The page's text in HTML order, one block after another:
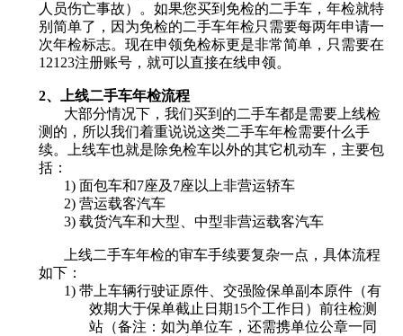
人员伤亡事故）。如果您买到免检的二手车，年检就特
别简单了，因为免检的二手车年检只 需要每两年申请一
次年检标志。现在申领免检标更是非常简单，只需要在
12123注册账号，就可以直接在线申领。
2、
上线二手车年检流程
大部分情况下，我们买到的二手车都是需要上线检
测的，所以我们着重说说这类二手车年检需要什么手
续。
上线车也就是除免检车以外的其它机动车， 主要包
括：
1) 面包车和7座及7座以上非营运轿车
2) 营运载客汽车
3) 载货汽车和大型、中型非营运载客汽车
上线二手车年检的审车手续要复杂一点，具体流程
如下：
1) 带上车辆行驶证原件、交强险保单副本原件（有
效期大于保单截止日期15个工作日）前往检测
站（备注：如为单位车，还需携单位公章一同